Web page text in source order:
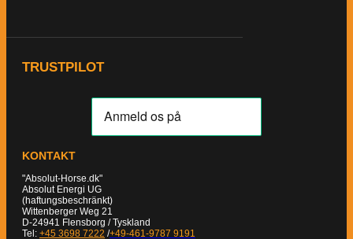
TRUSTPILOT
KONTAKT
"Absolut-Horse.dk"
Absolut Energi UG
(haftungsbeschränkt)
Wittenberger Weg 21
D-24941 Flensborg / Tyskland
Tel: +45 3698 7222 /+49-461-9787 9191